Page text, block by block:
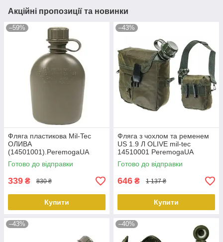
Акційні пропозиції та новинки
–59%
Фляга пластикова Mil-Tec
ОЛИВА
(14501001).PeremogaUA
Готово до відправки
339 ₴ 830 ₴
Купити
–43%
Фляга з чохлом та ременем
US 1.9 Л OLIVE mil-tec
14510001 PeremogaUA
Готово до відправки
646 ₴ 1 137 ₴
Купити
–43% –40%